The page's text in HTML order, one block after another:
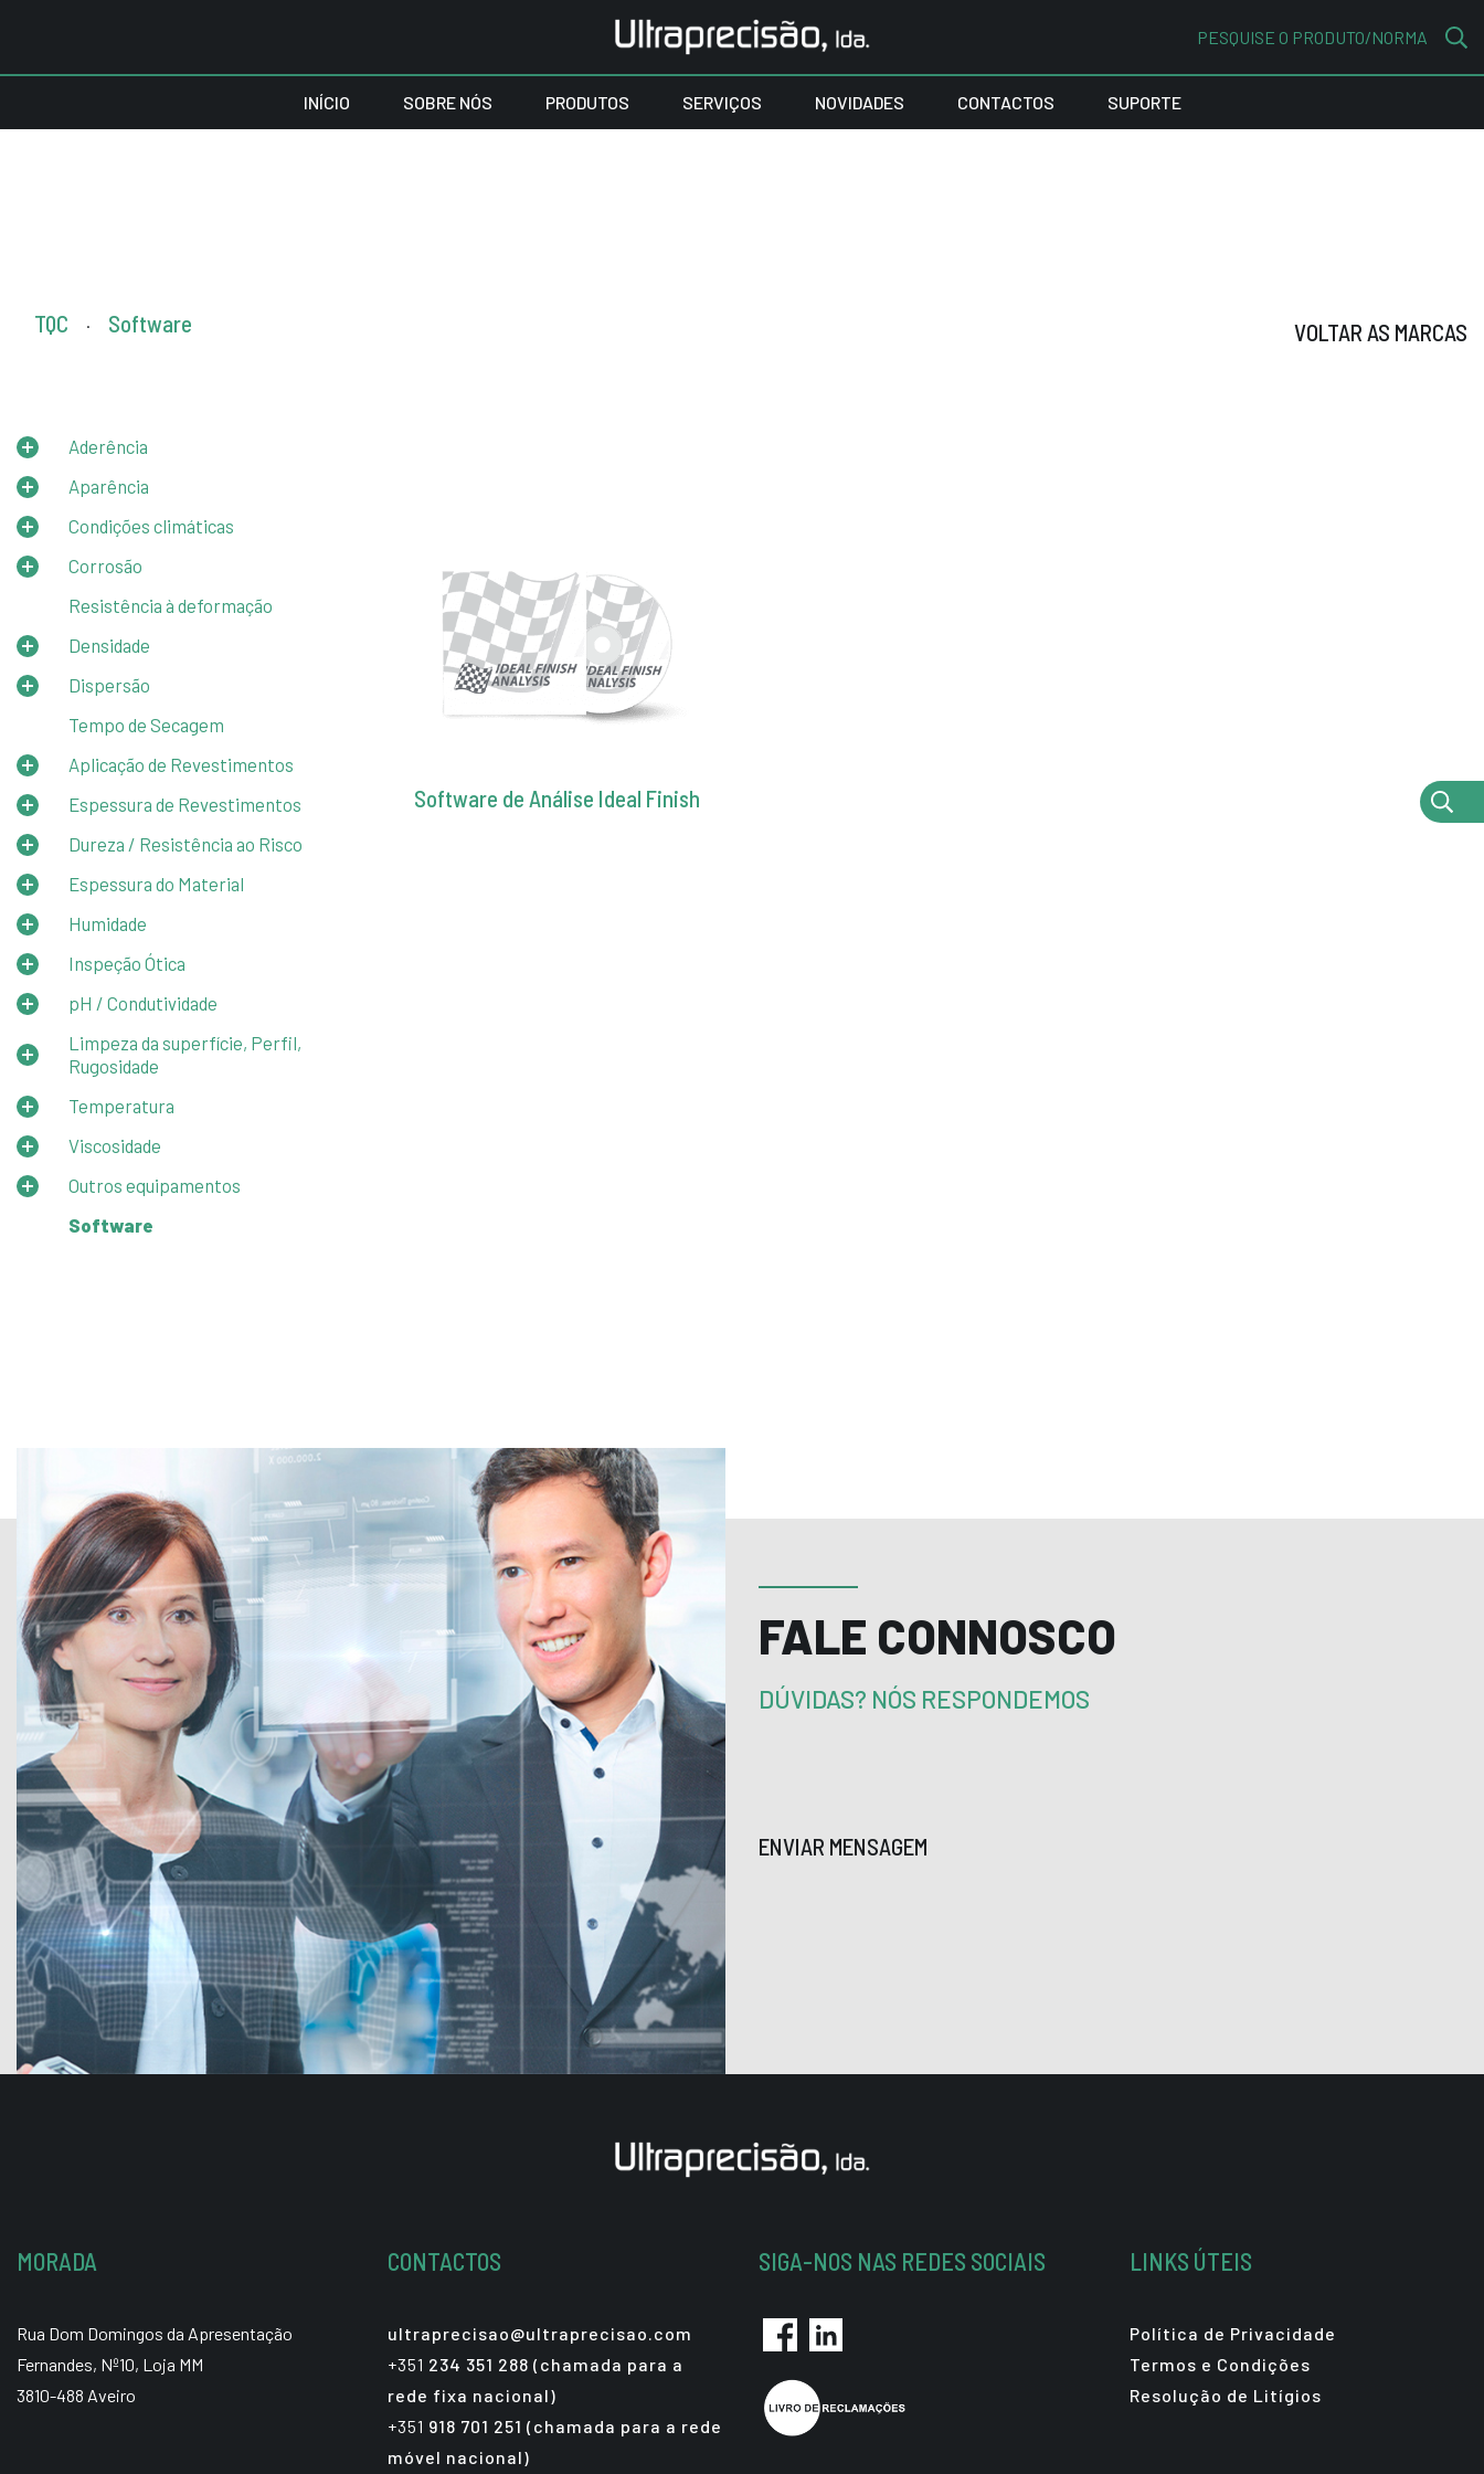
PESQUISE O PRODUTO/NORMA
INÍCIO SOBRE NÓS PRODUTOS SERVIÇOS NOVIDADES CONTACTOS SUPORTE
TQC . Software VOLTAR AS MARCAS
Aderência
Aparência
Condições climáticas
Corrosão
Resistência à deformação
Densidade
Dispersão
Tempo de Secagem
Aplicação de Revestimentos
Espessura de Revestimentos
Dureza / Resistência ao Risco
Espessura do Material
Humidade
Inspeção Ótica
pH / Condutividade
Limpeza da superfície, Perfil,
Rugosidade
Temperatura
Viscosidade
Outros equipamentos
Software
Software de Análise Ideal Finish
FALE CONNOSCO
DÚVIDAS? NÓS RESPONDEMOS
ENVIAR MENSAGEM
MORADA
Rua Dom Domingos da Apresentação
Fernandes, Nº10, Loja MM
3810-488 Aveiro
CONTACTOS
ultraprecisao@ultraprecisao.com
+351 234 351 288 (chamada para a
rede fixa nacional)
+351 918 701 251 (chamada para a rede
móvel nacional)
SIGA-NOS NAS REDES SOCIAIS LINKS ÚTEIS
Política de Privacidade
Termos e Condições
Resolução de Litígios